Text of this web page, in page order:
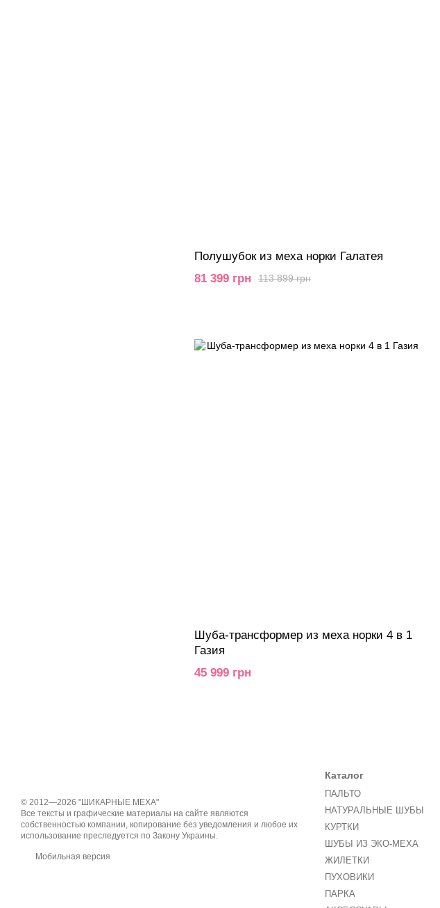
Полушубок из меха норки Галатея
113 899 грн
81 399 грн
Шуба-трансформер из меха норки 4 в 1
Газия
45 999 грн
© 2012—2026 "ШИКАРНЫЕ МЕХА"
Все тексты и графические материалы на сайте являются
собственностью компании, копирование без уведомления и любое их
использование преследуется по Закону Украины.
Мобильная версия
Каталог
ПАЛЬТО
НАТУРАЛЬНЫЕ ШУБЫ
КУРТКИ
ШУБЫ ИЗ ЭКО-МЕХА
ЖИЛЕТКИ
ПУХОВИКИ
ПАРКА